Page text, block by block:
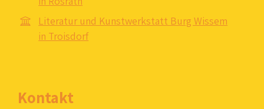
Literatur und Kunstwerkstatt Burg Wissem
in Troisdorf
Kontakt